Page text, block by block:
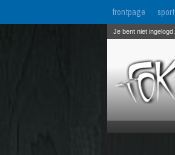
frontpage sport
Je bent niet ingelogd.